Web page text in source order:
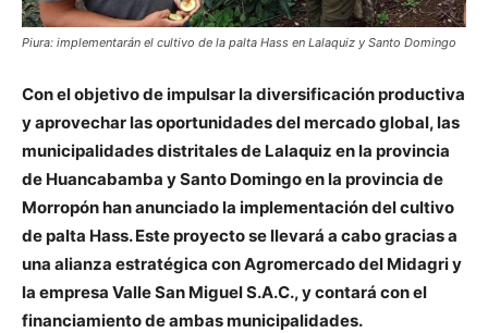
Piura: implementarán el cultivo de la palta Hass en Lalaquiz y Santo Domingo
Con el objetivo de impulsar la diversificación productiva
y aprovechar las oportunidades del mercado global, las
municipalidades distritales de Lalaquiz en la provincia
de Huancabamba y Santo Domingo en la provincia de
Morropón han anunciado la implementación del cultivo
de palta Hass. Este proyecto se llevará a cabo gracias a
una alianza estratégica con Agromercado del Midagri y
la empresa Valle San Miguel S.A.C., y contará con el
financiamiento de ambas municipalidades.